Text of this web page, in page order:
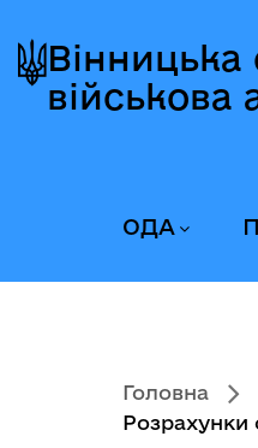
до
головного
до
головного
вмісту
до
головного
колонтитула
Вінницька
військова
ОДА
Головна
Розрахунки